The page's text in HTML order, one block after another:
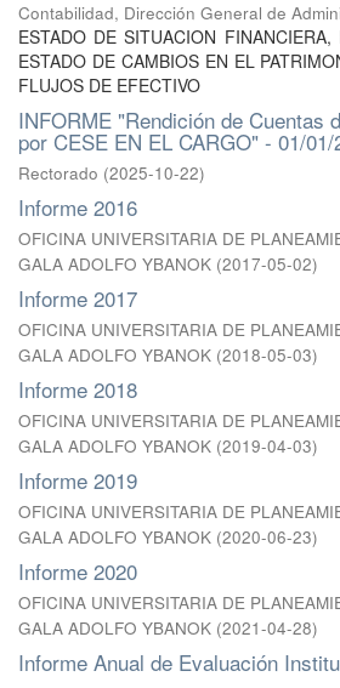
Contabilidad, Dirección General de
ESTADO DE SITUACION
ESTADO DE CAMBIOS EN EL
FLUJOS DE EFECTIVO
INFORME "Rendición de Cuentas
por CESE EN EL CARGO" - 01/
Rectorado (2025-10-22)
Informe 2016
OFICINA UNIVERSITARIA DE
GALA ADOLFO YBANOK (2017-05-02)
Informe 2017
OFICINA UNIVERSITARIA DE
GALA ADOLFO YBANOK (2018-05-03)
Informe 2018
OFICINA UNIVERSITARIA DE
GALA ADOLFO YBANOK (2019-04-03)
Informe 2019
OFICINA UNIVERSITARIA DE
GALA ADOLFO YBANOK (2020-06-23)
Informe 2020
OFICINA UNIVERSITARIA DE
GALA ADOLFO YBANOK (2021-04-28)
Informe Anual de Evaluación